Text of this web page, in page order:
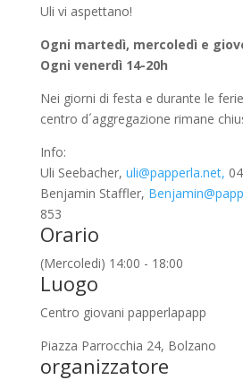
Uli vi aspettano!
Ogni martedì, mercoledì e
Ogni venerdì 14-20h
Nei giorni di festa e durante le
centro d´aggregazione rimane
Info:
Uli Seebacher, uli@papperla.net,
Benjamin Staffler,
853
Orario
(Mercoledi) 14:00 - 18:00
Luogo
Centro giovani papperlapapp
Piazza Parrocchia 24, Bolzano
organizzatore